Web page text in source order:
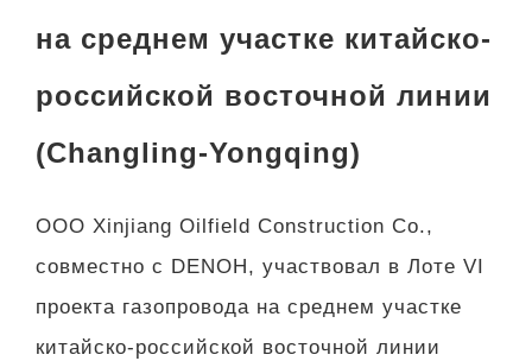
на среднем участке китайско-
российской восточной линии
(Changling-Yongqing)
ООО Xinjiang Oilfield Construction Co.,
совместно с DENOH, участвовал в Лоте VI
проекта газопровода на среднем участке
китайско-российской восточной линии